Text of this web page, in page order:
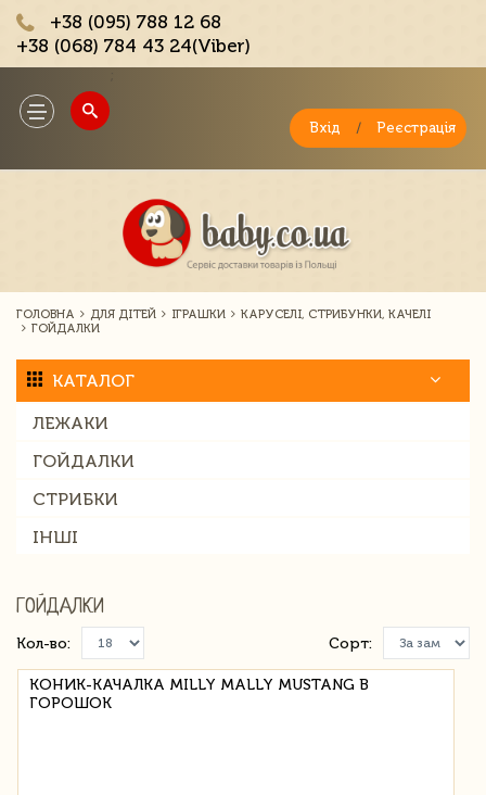
+38 (095) 788 12 68
+38 (068) 784 43 24(Viber)
Toggle
navigation
Вхід / Реєстрація
ГОЛОВНА ДЛЯ ДІТЕЙ ІГРАШКИ
КАРУСЕЛІ, СТРИБУНКИ, КАЧЕЛІ
ГОЙДАЛКИ
КАТАЛОГ
ЛЕЖАКИ
ГОЙДАЛКИ
СТРИБКИ
ІНШІ
ГОЙДАЛКИ
Кол-во: Сорт:
КОНИК-КАЧАЛКА MILLY MALLY MUSTANG В
ГОРОШОК